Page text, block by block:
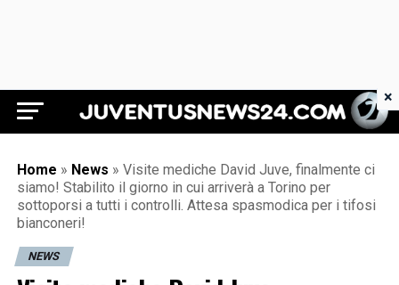
Juventus News 24
Home » News » Visite mediche David Juve, finalmente ci
siamo! Stabilito il giorno in cui arriverà a Torino per
sottoporsi a tutti i controlli. Attesa spasmodica per i tifosi
bianconeri!
NEWS
×